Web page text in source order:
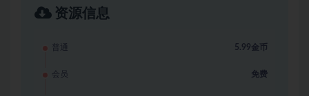
资源信息
普通 5.99金币
会员 免费